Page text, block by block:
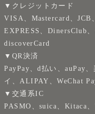
▼クレジットカード
VISA、Mastercard、JCB
EXPRESS、DinersClub、
discoverCard
▼QR決済
PayPay、d払い、auPay
イ、ALIPAY、WeChat
▼交通系IC
PASMO、suica、Kitaca、